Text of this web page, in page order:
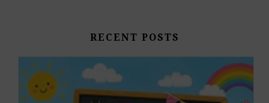
RECENT POSTS